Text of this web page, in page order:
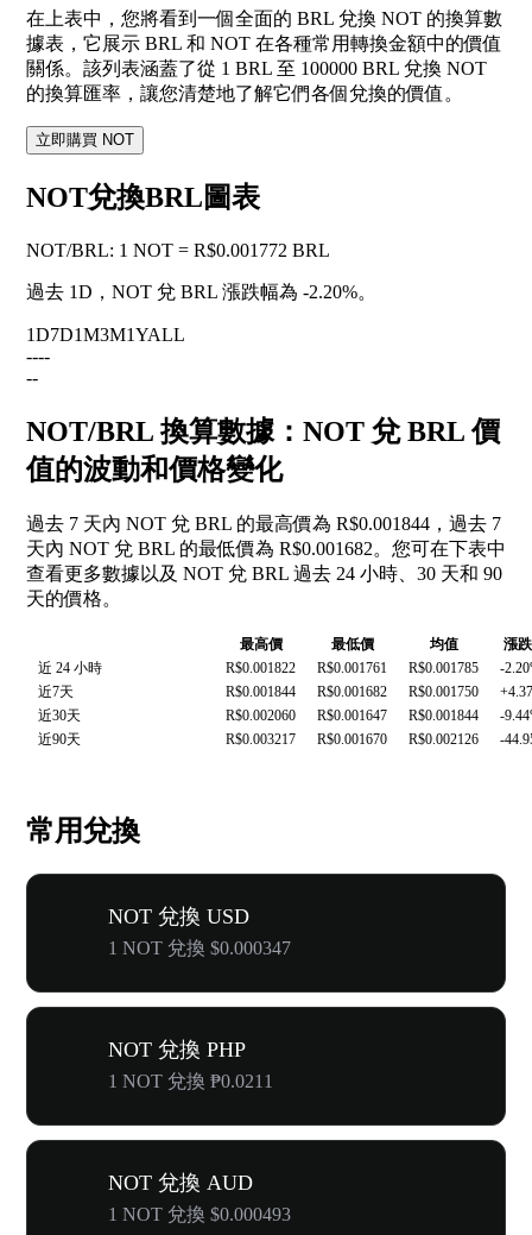
在上表中，您將看到一個全面的 BRL 兌換 NOT 的換算數
據表，它展示 BRL 和 NOT 在各種常用轉換金額中的價值
關係。該列表涵蓋了從 1 BRL 至 100000 BRL 兌換 NOT
的換算匯率，讓您清楚地了解它們各個兌換的價值。
立即購買 NOT
NOT兌換BRL圖表
NOT/BRL: 1 NOT = R$0.001772 BRL
過去 1D，NOT 兌 BRL 漲跌幅為 -2.20%。
1D7D1M3M1YALL
----
--
NOT/BRL 換算數據：NOT 兌 BRL 價
值的波動和價格變化
過去 7 天內 NOT 兌 BRL 的最高價為 R$0.001844，過去 7
天內 NOT 兌 BRL 的最低價為 R$0.001682。您可在下表中
查看更多數據以及 NOT 兌 BRL 過去 24 小時、30 天和 90
天的價格。
最高價 最低價 均值
漲
近 24 小時
R$0.001822 R$0.001761 R$0.001785
-
近7天
R$0.001844 R$0.001682 R$0.001750
近30天
R$0.002060 R$0.001647 R$0.001844
-
近90天
R$0.003217 R$0.001670 R$0.002126 -
常用兌換
NOT 兌換 USD
1 NOT 兌換 $0.000347
NOT 兌換 PHP
1 NOT 兌換 ₱0.0211
NOT 兌換 AUD
1 NOT 兌換 $0.000493